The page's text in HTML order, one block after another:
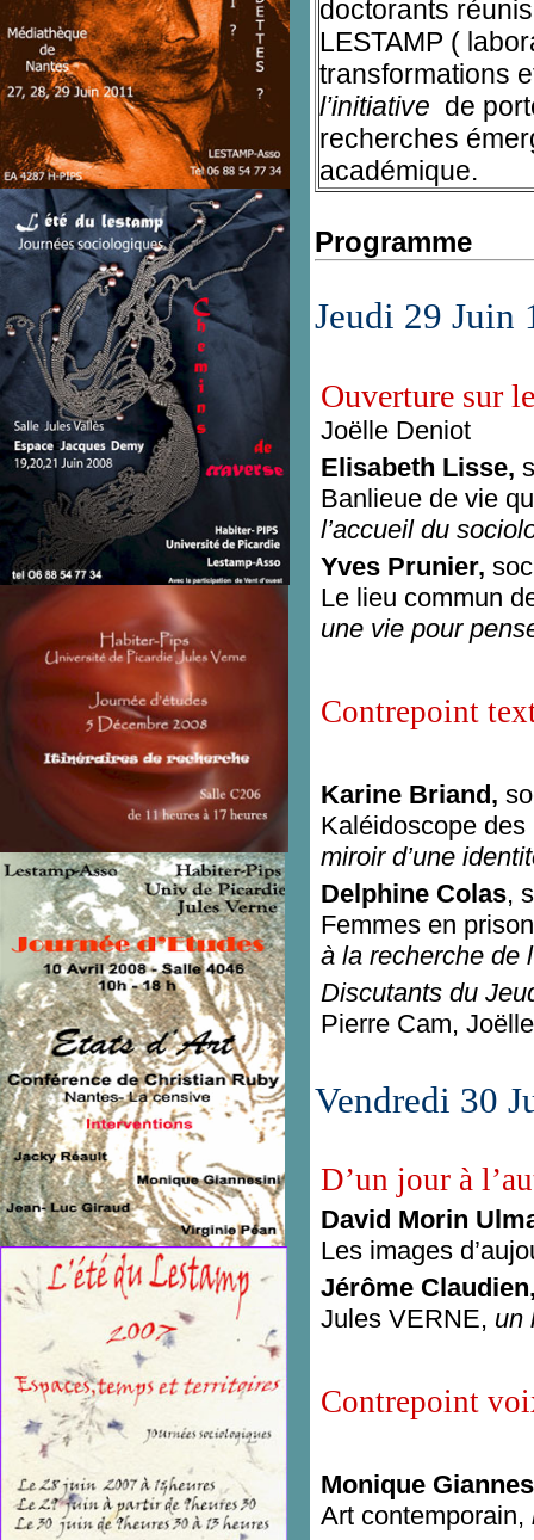
doctorants
LESTAMP (
transformations
l’initiative de
recherches
académique.
Programme
Jeudi 29 Juin
Ouverture sur
Joëlle Deniot
Elisabeth Lisse,
Banlieue de vie
l’accueil du
Yves Prunier,
Le lieu commun
une vie pour
Contrepoint
Karine Briand,
Kaléidoscope
miroir d’une
Delphine Colas,
Femmes en
à la recherche de
Discutants du
Pierre Cam,
Vendredi 30
D’un jour à
David Morin
Les images
Jérôme
Jules VERNE, un
Contrepoint
Monique
Art contemporain,